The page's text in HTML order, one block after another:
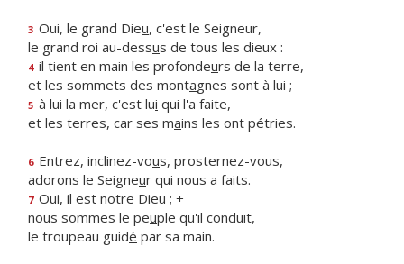
3 Oui, le grand Dieu, c'est le Seigneur,
le grand roi au-dessus de tous les dieux :
4 il tient en main les profondeurs de la terre,
et les sommets des montagnes sont à lui ;
5 à lui la mer, c'est lui qui l'a faite,
et les terres, car ses mains les ont pétries.
6 Entrez, inclinez-vous, prosternez-vous,
adorons le Seigneur qui nous a faits.
7 Oui, il est notre Dieu ; +
nous sommes le peuple qu'il conduit,
le troupeau guidé par sa main.